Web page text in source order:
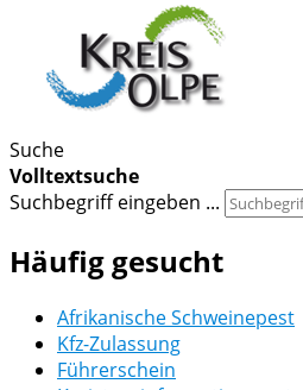
Suche
Volltextsuche
Suchbegriff eingeben ...
Häufig gesucht
Afrikanische Schweinepest
Kfz-Zulassung
Führerschein